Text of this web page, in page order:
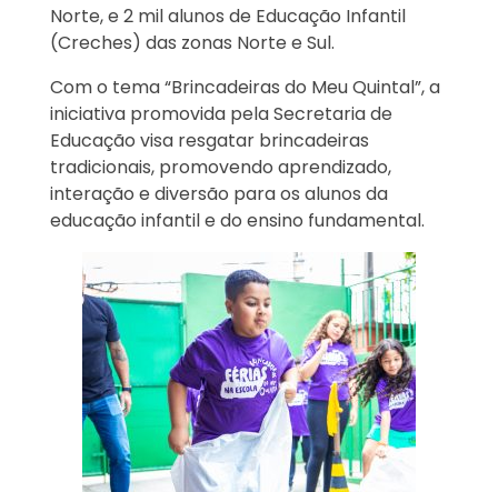
Norte, e 2 mil alunos de Educação Infantil
(Creches) das zonas Norte e Sul.
Com o tema “Brincadeiras do Meu Quintal”, a
iniciativa promovida pela Secretaria de
Educação visa resgatar brincadeiras
tradicionais, promovendo aprendizado,
interação e diversão para os alunos da
educação infantil e do ensino fundamental.